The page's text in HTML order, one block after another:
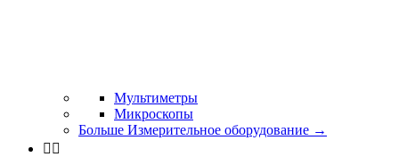
Мультиметры
Микроскопы
Больше Измерительное оборудование →
 